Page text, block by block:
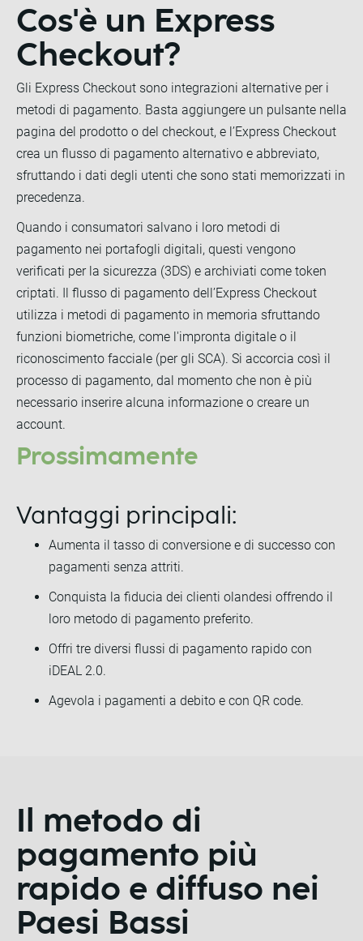
Cos'è un Express
Checkout?
Gli Express Checkout sono integrazioni alternative per i
metodi di pagamento. Basta aggiungere un pulsante nella
pagina del prodotto o del checkout, e l’Express Checkout
crea un flusso di pagamento alternativo e abbreviato,
sfruttando i dati degli utenti che sono stati memorizzati in
precedenza.
Quando i consumatori salvano i loro metodi di
pagamento nei portafogli digitali, questi vengono
verificati per la sicurezza (3DS) e archiviati come token
criptati. Il flusso di pagamento dell’Express Checkout
utilizza i metodi di pagamento in memoria sfruttando
funzioni biometriche, come l'impronta digitale o il
riconoscimento facciale (per gli SCA). Si accorcia così il
processo di pagamento, dal momento che non è più
necessario inserire alcuna informazione o creare un
account.
Prossimamente
Vantaggi principali:
Aumenta il tasso di conversione e di successo con
pagamenti senza attriti.
Conquista la fiducia dei clienti olandesi offrendo il
loro metodo di pagamento preferito.
Offri tre diversi flussi di pagamento rapido con
iDEAL 2.0.
Agevola i pagamenti a debito e con QR code.
Il metodo di
pagamento più
rapido e diffuso nei
Paesi Bassi